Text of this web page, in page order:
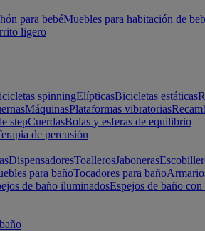
para bebéMuebles para habitación de
ligero
spinningElípticasBicicletas estáticas
MáquinasPlataformas vibratorias
stepCuerdasBolas y esferas de equilibrio
de percusión
DispensadoresToallerosJaboneras
para bañoTocadores para baño
de baño iluminadosEspejos de baño con